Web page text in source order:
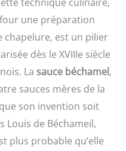
une préparation
chapelure, est un pilier
dès le XVIIIe siècle
La sauce béchamel,
sauces mères de la
son invention soit
Louis de Béchameil,
plus probable qu’elle